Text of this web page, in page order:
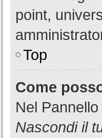
point,
Top
Come
Nel
Nascondi il